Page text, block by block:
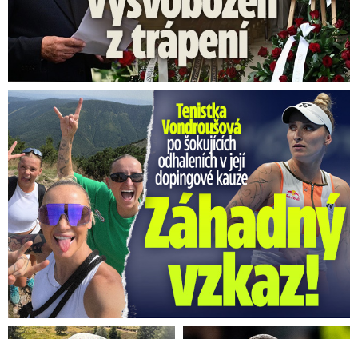
Vondroušová po šokujících odhaleních v kauze: Záhadný vzkaz!